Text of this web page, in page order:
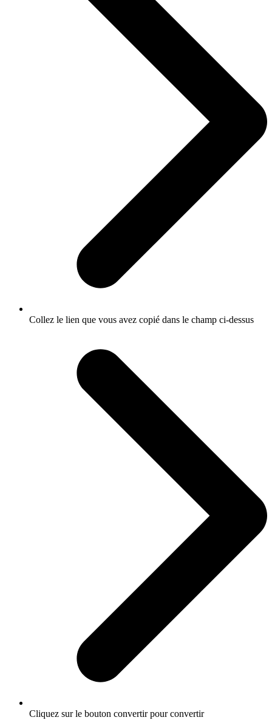
Collez le lien que vous avez copié dans le champ ci-dessus
Cliquez sur le bouton convertir pour convertir